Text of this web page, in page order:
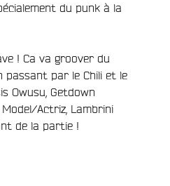
du punk à la
! Ca va groover du
passant par le Chili et le
Owusu, Getdown
Actriz, Lambrini
de la partie !